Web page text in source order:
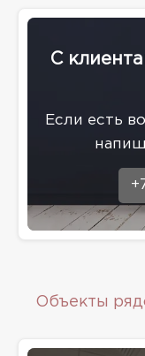
С
Eсли есть
Объекты